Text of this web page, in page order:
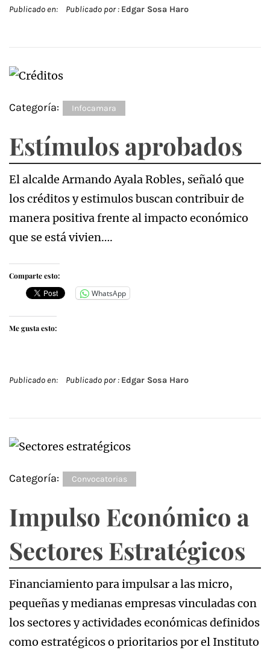
Publicado en: Publicado por : Edgar Sosa Haro
Categoría: Infocamara
Estímulos aprobados
El alcalde Armando Ayala Robles, señaló que
los créditos y estimulos buscan contribuir de
manera positiva frente al impacto económico
que se está vivien….
Comparte esto:
WhatsApp
Me gusta esto:
Publicado en: Publicado por : Edgar Sosa Haro
Categoría: Convocatorias
Impulso Económico a
Sectores Estratégicos
Financiamiento para impulsar a las micro,
pequeñas y medianas empresas vinculadas con
los sectores y actividades económicas definidos
como estratégicos o prioritarios por el Instituto